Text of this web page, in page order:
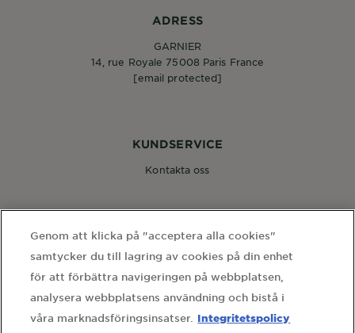
KUNDSERVICE
Kontakta oss
ADRESS
GARNIER
14, rue Royale 75008 Paris France
[email protected]
Genom att klicka på "acceptera alla cookies"
samtycker du till lagring av cookies på din enhet
för att förbättra navigeringen på webbplatsen,
analysera webbplatsens användning och bistå i
våra marknadsföringsinsatser. Integritetspolicy